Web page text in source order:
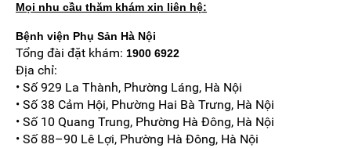
Mọi nhu cầu thăm khám xin liên hệ:
Bệnh viện Phụ Sản Hà Nội
Tổng đài đặt khám: 1900 6922
Địa chỉ:
• Số 929 La Thành, Phường Láng, Hà Nội
• Số 38 Cảm Hội, Phường Hai Bà Trưng, Hà Nội
• Số 10 Quang Trung, Phường Hà Đông, Hà Nội
• Số 88–90 Lê Lợi, Phường Hà Đông, Hà Nội